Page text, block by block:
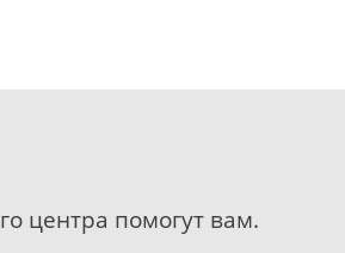
центра помогут вам.